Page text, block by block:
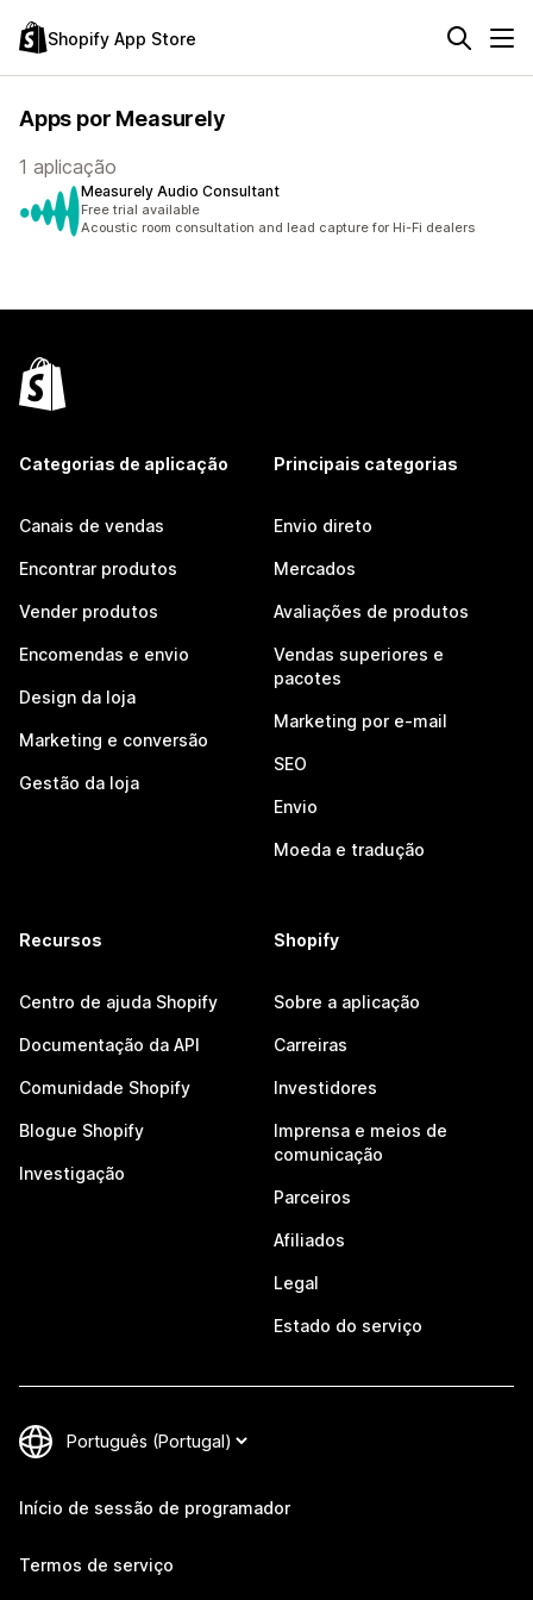
Shopify App Store
Apps por Measurely
1 aplicação
Measurely Audio Consultant
Free trial available
Acoustic room consultation and lead capture for Hi-Fi dealers
Categorias de aplicação
Canais de vendas
Encontrar produtos
Vender produtos
Encomendas e envio
Design da loja
Marketing e conversão
Gestão da loja
Principais categorias
Envio direto
Mercados
Avaliações de produtos
Vendas superiores e
pacotes
Marketing por e-mail
SEO
Envio
Moeda e tradução
Recursos
Centro de ajuda Shopify
Documentação da API
Comunidade Shopify
Blogue Shopify
Investigação
Shopify
Sobre a aplicação
Carreiras
Investidores
Imprensa e meios de
comunicação
Parceiros
Afiliados
Legal
Estado do serviço
Início de sessão de programador
Termos de serviço